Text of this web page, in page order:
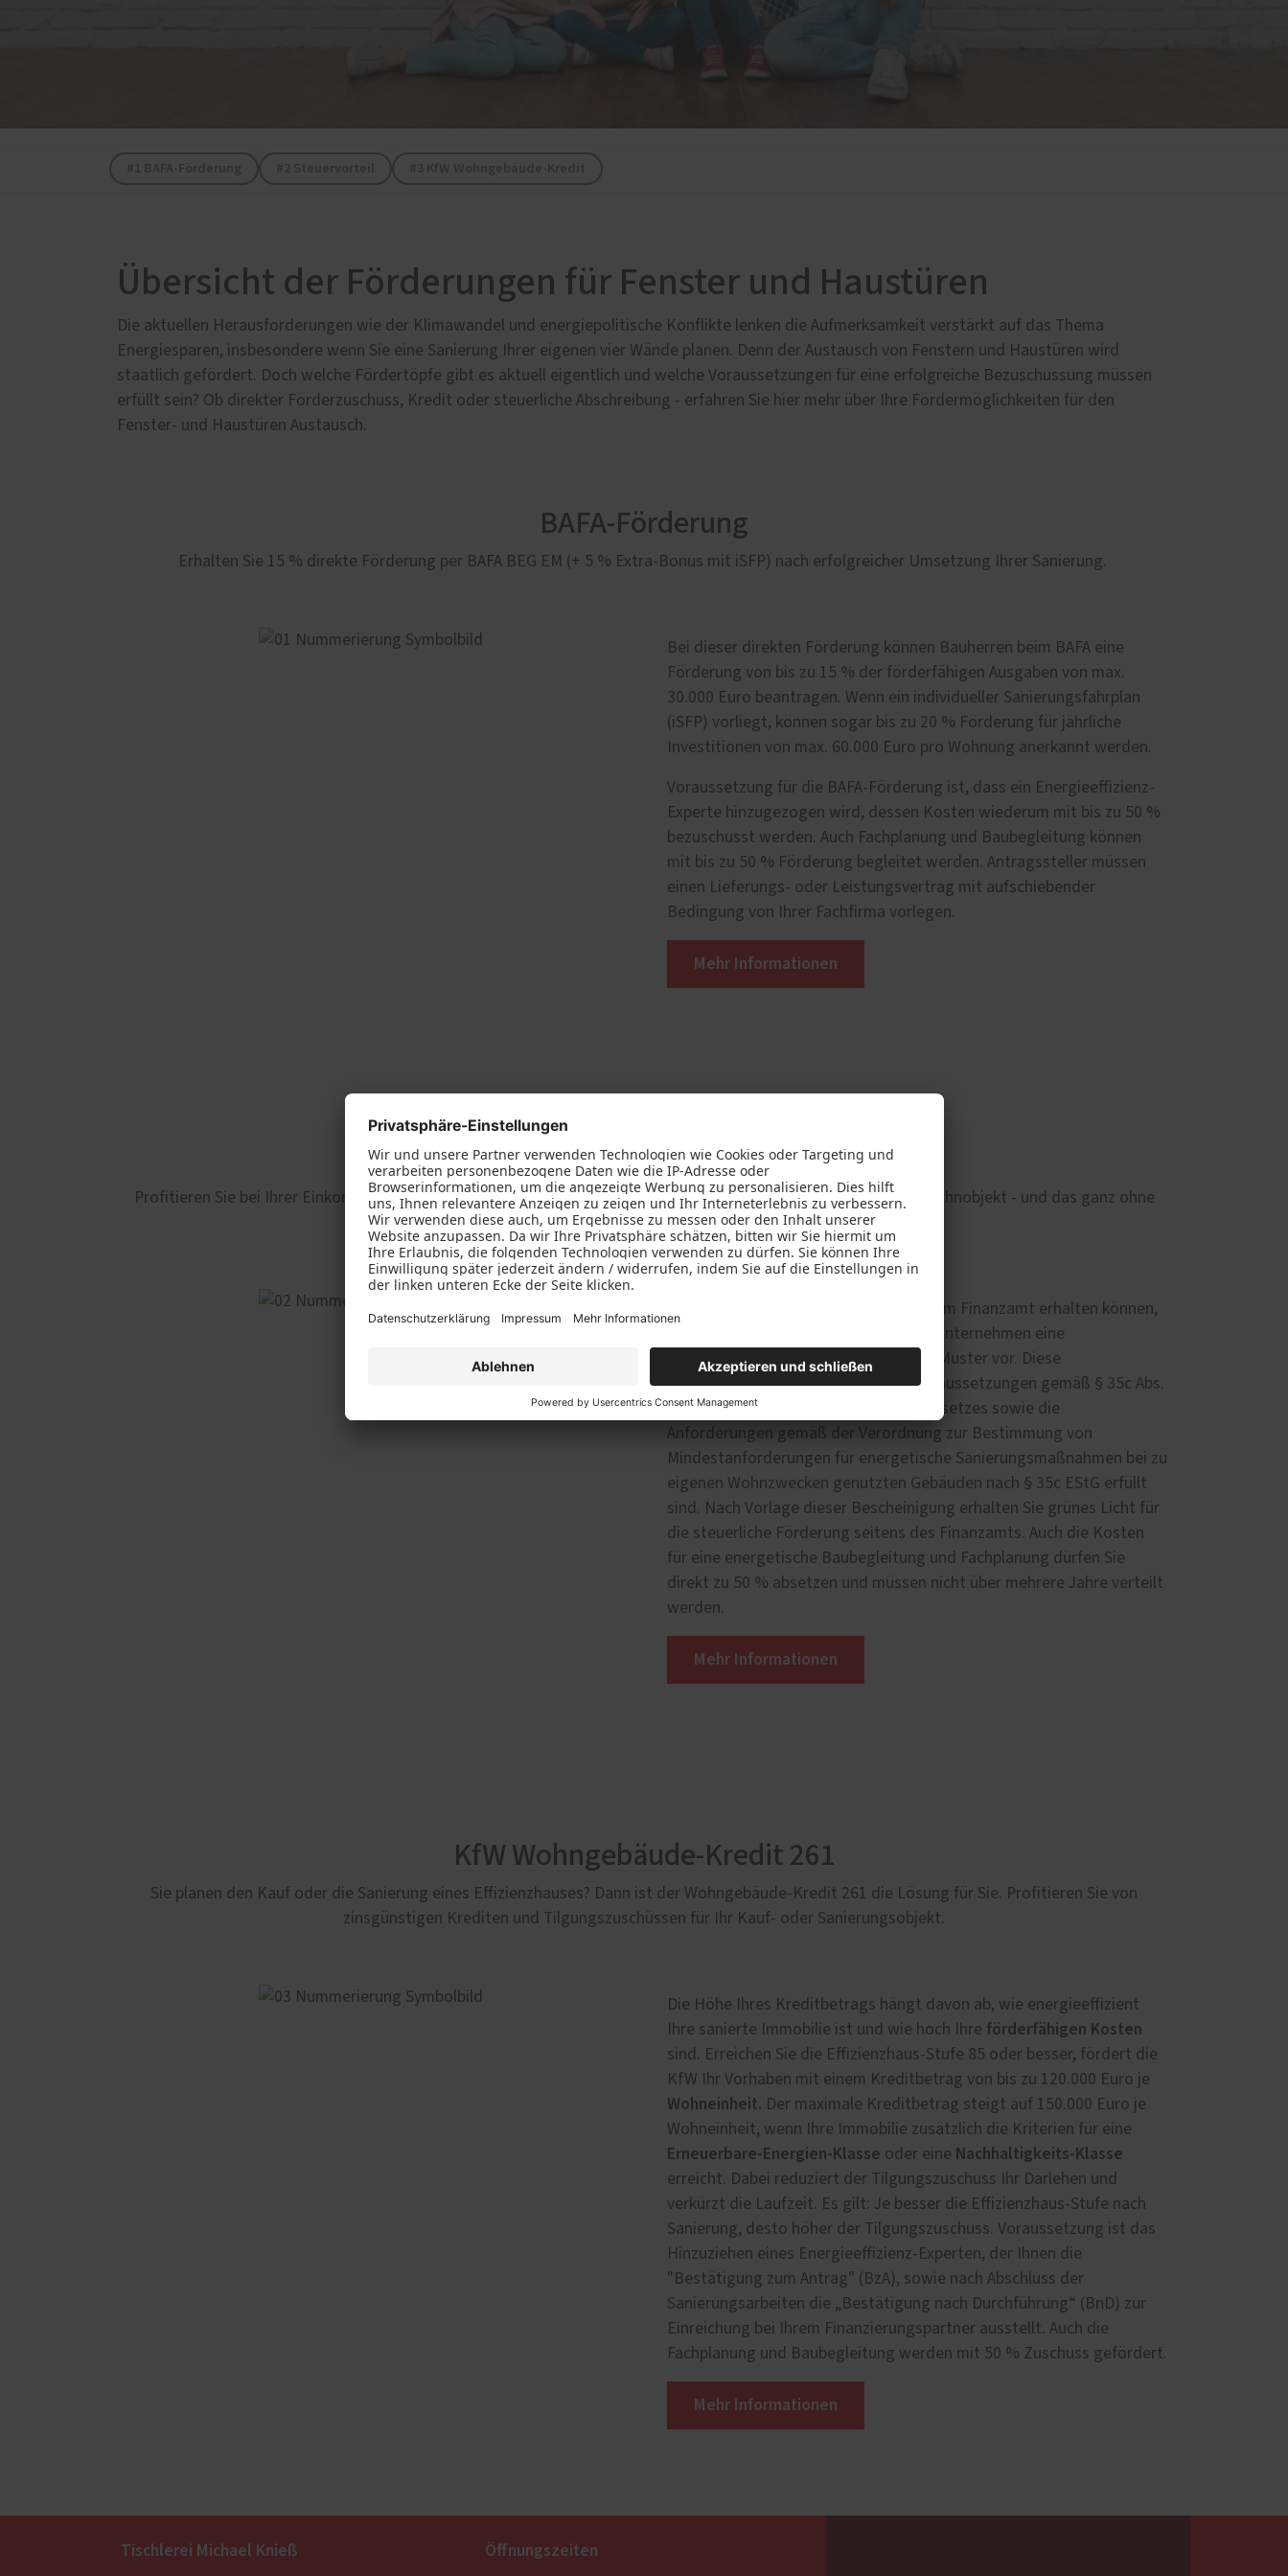
Übersicht der Förderungen für Fenster und Haustüren
Die aktuellen Herausforderungen wie der Klimawandel und energiepolitische Konflikte lenken die Aufmerksamkeit verstärkt auf das Thema
Energiesparen, insbesondere wenn Sie eine Sanierung Ihrer eigenen vier Wände planen. Denn der Austausch von Fenstern und Haustüren wird
staatlich gefördert. Doch welche Fördertöpfe gibt es aktuell eigentlich und welche Voraussetzungen für eine erfolgreiche Bezuschussung müssen
erfüllt sein? Ob direkter Förderzuschuss, Kredit oder steuerliche Abschreibung - erfahren Sie hier mehr über Ihre Fördermöglichkeiten für den
Fenster- und Haustüren Austausch.
BAFA-Förderung
Erhalten Sie 15 % direkte Förderung per BAFA BEG EM (+ 5 % Extra-Bonus mit iSFP) nach erfolgreicher Umsetzung Ihrer Sanierung.
Bei dieser direkten Förderung können Bauherren beim BAFA eine
Förderung von bis zu 15 % der förderfähigen Ausgaben von max.
30.000 Euro beantragen. Wenn ein individueller Sanierungsfahrplan
(iSFP) vorliegt, können sogar bis zu 20 % Förderung für jährliche
Investitionen von max. 60.000 Euro pro Wohnung anerkannt werden.
Voraussetzung für die BAFA-Förderung ist, dass ein Energieeffizienz-
Experte hinzugezogen wird, dessen Kosten wiederum mit bis zu 50 %
bezuschusst werden. Auch Fachplanung und Baubegleitung können
mit bis zu 50 % Förderung begleitet werden. Antragssteller müssen
einen Lieferungs- oder Leistungsvertrag mit aufschiebender
Bedingung von Ihrer Fachfirma vorlegen.
Mehr Informationen
Steuervorteil nach EStG §35c
Profitieren Sie bei Ihrer Einkommenssteuererklärung von einer steuerlichen Förderung zu max. 40.000 Euro pro Wohnobjekt - und das ganz ohne
Energieeffizienz-Experte!
Damit Sie die steuerliche Förderung vom Finanzamt erhalten können,
legen wir Ihnen als ausführendes Fachunternehmen eine
Bescheinigung gemäß dem amtlichen Muster vor. Diese
Bescheinigung bestätigt, dass die Voraussetzungen gemäß § 35c Abs.
1 Satz 1 bis 3 des Einkommensteuergesetzes sowie die
Anforderungen gemäß der Verordnung zur Bestimmung von
Mindestanforderungen für energetische Sanierungsmaßnahmen bei zu
eigenen Wohnzwecken genutzten Gebäuden nach § 35c EStG erfüllt
sind. Nach Vorlage dieser Bescheinigung erhalten Sie grünes Licht für
die steuerliche Förderung seitens des Finanzamts. Auch die Kosten
für eine energetische Baubegleitung und Fachplanung dürfen Sie
direkt zu 50 % absetzen und müssen nicht über mehrere Jahre verteilt
werden.
Mehr Informationen
KfW Wohngebäude-Kredit 261
Sie planen den Kauf oder die Sanierung eines Effizienzhauses? Dann ist der Wohngebäude-Kredit 261 die Lösung für Sie. Profitieren Sie von
zinsgünstigen Krediten und Tilgungszuschüssen für Ihr Kauf- oder Sanierungsobjekt.
Die Höhe Ihres Kreditbetrags hängt davon ab, wie energie­effizient
Ihre sanierte Immo­bilie ist und wie hoch Ihre förderfähigen Kosten
sind. Erreichen Sie die Effizienz­haus-Stufe 85 oder besser, fördert die
KfW Ihr Vorhaben mit einem Kredit­betrag von bis zu 120.000 Euro je
Wohneinheit. Der maximale Kredit­betrag steigt auf 150.000 Euro je
Wohn­einheit, wenn Ihre Immobilie zusätzlich die Kriterien für eine
Erneuerbare-Energien-Klasse oder eine Nachhaltigkeits-Klasse
erreicht. Dabei reduziert der Tilgungszuschuss Ihr Darlehen und
verkürzt die Lauf­zeit. Es gilt: Je besser die Effizienz­haus-Stufe nach
Sanierung, desto höher der Tilgungszuschuss. Voraussetzung ist das
Hinzuziehen eines Energieeffizienz-Experten, der Ihnen die
"Bestätigung zum Antrag" (BzA), sowie nach Abschluss der
Sanierungsarbeiten die „Bestätigung nach Durch­führung“ (BnD) zur
Einreichung bei Ihrem Finanzierungspartner ausstellt. Auch die
Fachplanung und Baubegleitung werden mit 50 % Zuschuss gefördert.
Mehr Informationen
Tischlerei Michael Knieß Öffnungszeiten